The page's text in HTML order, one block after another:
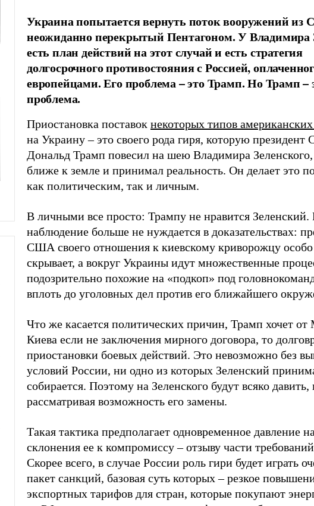
Украина попытается вернуть поток вооружений
неожиданно перекрытый Пентагоном. У Владимира
есть план действий на этот случай и есть стратегия
долгосрочного противостояния с Россией,
европейцами. Его проблема – это Трамп. Но Трамп –
проблема.
Приостановка поставок некоторых типов
на Украину – это своего рода гиря, которую
Дональд Трамп повесил на шею Владимира
ближе к земле и принимал реальность. Он делает это
как политическим, так и личным.
В личными все просто: Трампу не нравится Зеленский.
наблюдение больше не нуждается в доказательствах:
США своего отношения к киевскому криворожцу
скрывает, а вокруг Украины идут множественные
подозрительно похожие на «подкоп» под
вплоть до уголовных дел против его ближайшего
Что же касается политических причин, Трамп хочет
Киева если не заключения мирного договора, то
приостановки боевых действий. Это невозможно без
условий России, ни одно из которых Зеленский
собирается. Поэтому на Зеленского будут всяко давить,
рассматривая возможность его замены.
Такая тактика предполагает одновременное давление
склонения ее к компромиссу – отзыву части
Скорее всего, в случае России роль гири будет играть
пакет санкций, базовая суть которых – резкое
экспортных тарифов для стран, которые покупают